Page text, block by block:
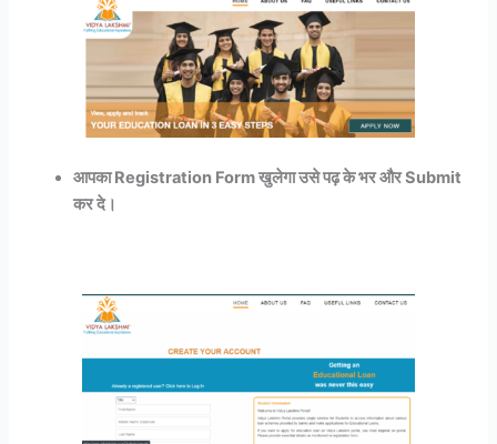
आपका Registration Form खुलेगा उसे पढ़ के भर और Submit
कर दे।